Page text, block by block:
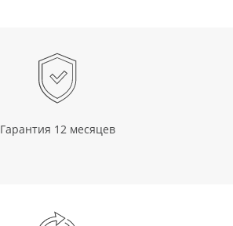
Гарантия 12 месяцев